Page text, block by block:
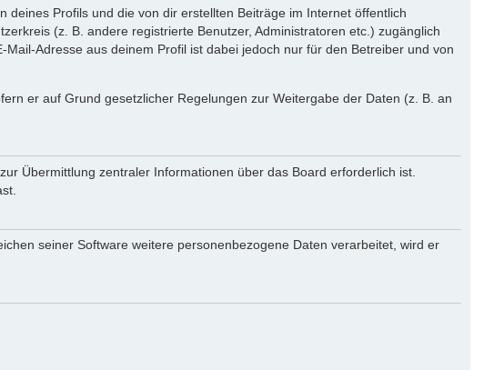
Profils und die von dir erstellten Beiträge im Internet öffentlich
(z. B. andere registrierte Benutzer, Administratoren etc.) zugänglich
Adresse aus deinem Profil ist dabei jedoch nur für den Betreiber und von
er auf Grund gesetzlicher Regelungen zur Weitergabe der Daten (z. B. an
Übermittlung zentraler Informationen über das Board erforderlich ist.
seiner Software weitere personenbezogene Daten verarbeitet, wird er